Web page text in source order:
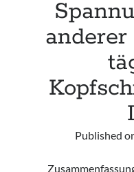
Published